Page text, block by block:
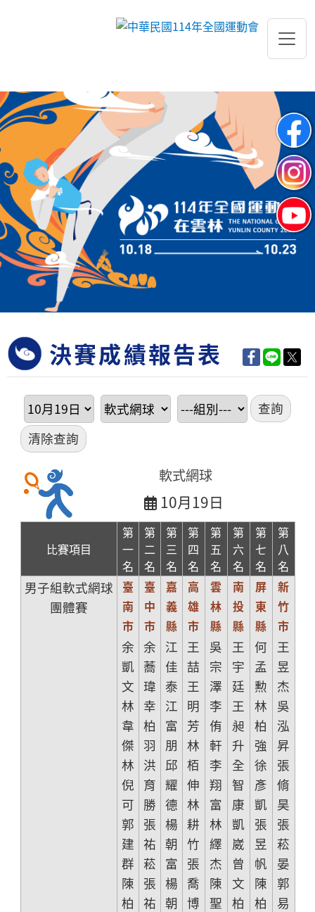
跳到主要內容
決賽成績報告表
軟式網球
10月19日
比賽項目
第
一
名
第
二
名
第
三
名
第
四
名
第
五
名
第
六
名
第
七
名
第
八
名
男子組軟式網球
團體賽
臺
南
市
余
凱
文
林
韋
傑
林
倪
可
郭
建
群
陳
柏
臺
中
市
余
蕎
瑋
幸
柏
羽
洪
育
勝
張
祐
菘
張
祐
嘉
義
縣
江
佳
泰
江
富
朋
邱
耀
德
楊
朝
富
楊
朝
高
雄
市
王
喆
王
明
芳
林
栢
伸
林
耕
竹
張
喬
博
雲
林
縣
吳
宗
澤
李
侑
軒
李
翔
富
林
繹
杰
陳
聖
南
投
縣
王
宇
廷
王
昶
升
全
智
康
凱
崴
曾
文
柏
屏
東
縣
何
孟
勲
林
柏
強
徐
彥
凱
張
昱
帆
陳
柏
新
竹
市
王
昱
杰
吳
泓
昇
張
脩
昊
張
菘
晏
郭
易